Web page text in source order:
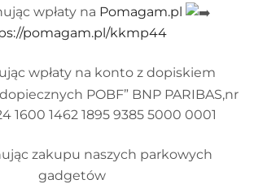
wpłaty na Pomagam.pl
pomagam.pl/kkmp44
wpłaty na konto z dopiskiem
POBF” BNP PARIBAS,nr
1600 1462 1895 9385 5000 0001
zakupu naszych parkowych
gadgetów